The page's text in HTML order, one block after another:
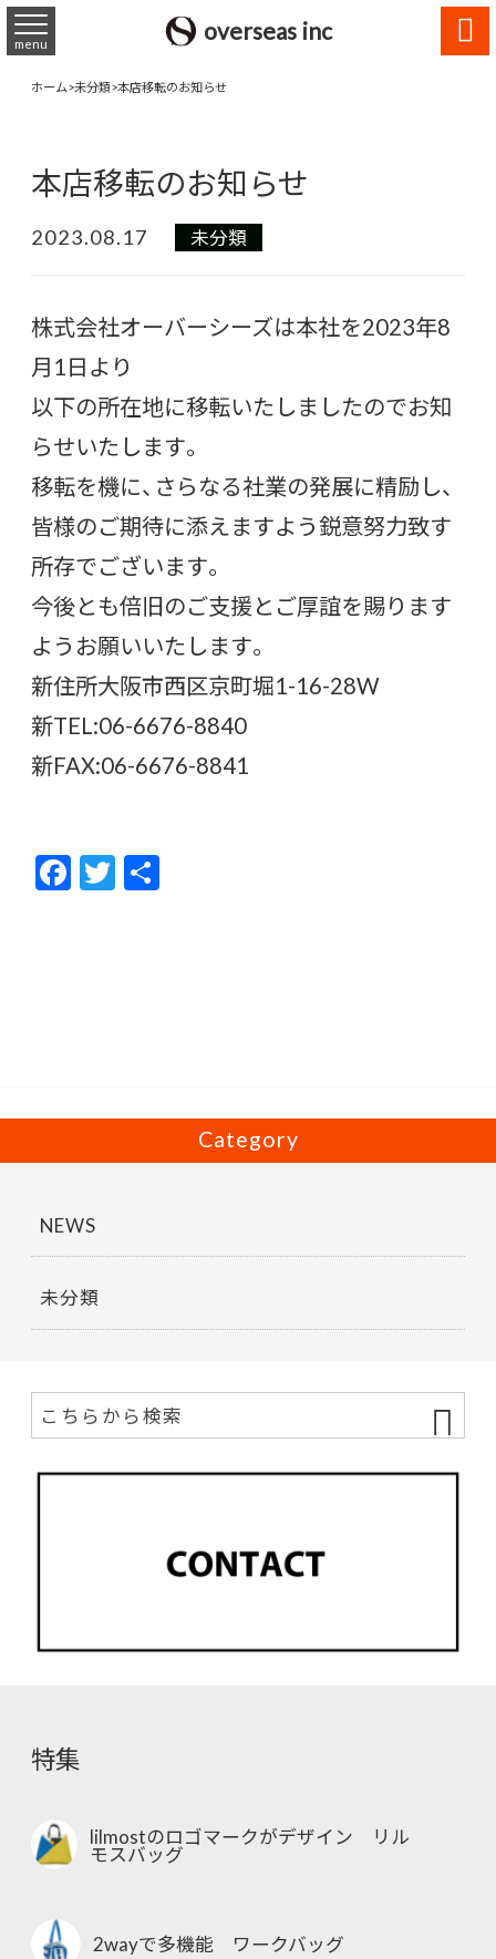
overseas inc
menu 
ホーム>未分類>本店移転のお知らせ
本店移転のお知らせ
2023.08.17 未分類
株式会社オーバーシーズは本社を2023年8
月1日より
以下の所在地に移転いたしましたのでお知
らせいたします。
移転を機に、さらなる社業の発展に精励し、
皆様のご期待に添えますよう鋭意努力致す
所存でございます。
今後とも倍旧のご支援とご厚誼を賜ります
ようお願いいたします。
新住所大阪市西区京町堀1-16-28W
新TEL:06-6676-8840
新FAX:06-6676-8841
F
ac
T
w
Category
NEWS
未分類
特集
lilmostのロゴマークがデザイン リル
モスバッグ
2wayで多機能 ワークバッグ